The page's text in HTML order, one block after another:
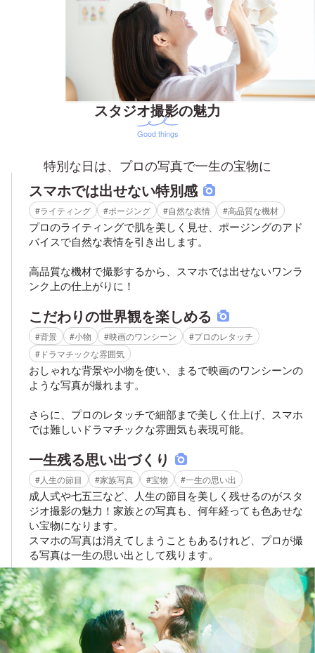
スタジオ撮影の魅力
Good things
特別な日は、プロの写真で一生の宝物に
スマホでは出せない特別感
#ライティング #ポージング #自然な表情 #高品質な機材
プロのライティングで肌を美しく見せ、ポージングのアド
バイスで自然な表情を引き出します。
高品質な機材で撮影するから、スマホでは出せないワンラ
ンク上の仕上がりに！
こだわりの世界観を楽しめる
#背景 #小物 #映画のワンシーン
#プロのレタッチ
#ドラマチックな雰囲気
おしゃれな背景や小物を使い、まるで映画のワンシーンの
ような写真が撮れます。
さらに、プロのレタッチで細部まで美しく仕上げ、スマホ
では難しいドラマチックな雰囲気も表現可能。
一生残る思い出づくり
#人生の節目 #家族写真 #宝物 #一生の思い出
成人式や七五三など、人生の節目を美しく残せるのがスタ
ジオ撮影の魅力！家族との写真も、何年経っても色あせな
い宝物になります。
スマホの写真は消えてしまうこともあるけれど、プロが撮
る写真は一生の思い出として残ります。